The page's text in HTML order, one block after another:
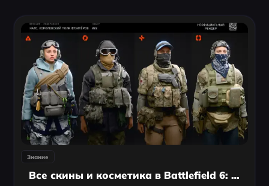
Знание
Все скины и косметика в Battlefield 6: Полное руководство